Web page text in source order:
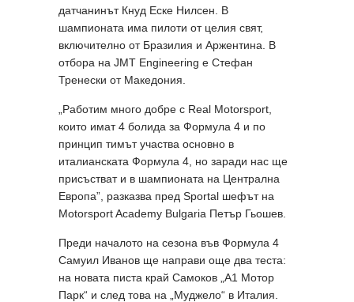
датчанинът Кнуд Еске Нилсен. В
шампионата има пилоти от целия свят,
включително от Бразилия и Аржентина. В
отбора на JMT Engineering е Стефан
Тренески от Македония.
„Работим много добре с Real Motorsport,
които имат 4 болида за Формула 4 и по
принцип тимът участва основно в
италианската Формула 4, но заради нас ще
присъстват и в шампионата на Централна
Европа”, разказва пред Sportal шефът на
Motorsport Academy Bulgaria Петър Гьошев.
Преди началото на сезона във Формула 4
Самуил Иванов ще направи още два теста:
на новата писта край Самоков „А1 Мотор
Парк“ и след това на „Муджело“ в Италия.